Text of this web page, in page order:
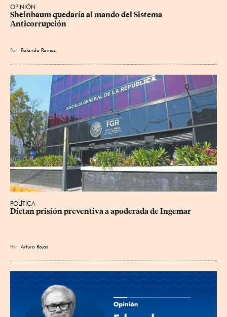
OPINIÓN
Sheinbaum quedaría al mando del Sistema
Anticorrupción
Por Rolando Ramos
POLÍTICA
Dictan prisión preventiva a apoderada de Ingemar
Por Arturo Rojas